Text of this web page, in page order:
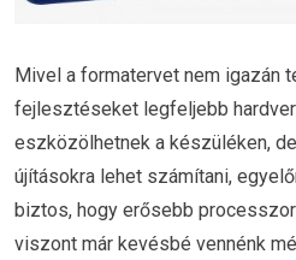
Mivel a formatervet nem igazán
fejlesztéseket legfeljebb
eszközölhetnek a készüléken,
újításokra lehet számítani,
biztos, hogy erősebb
viszont már kevésbé vennénk